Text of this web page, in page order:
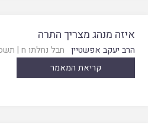
איזה מנהג מצריך התרה
הרב יעקב אפשטיין חבל נחלתו ח |
קריאת המאמר